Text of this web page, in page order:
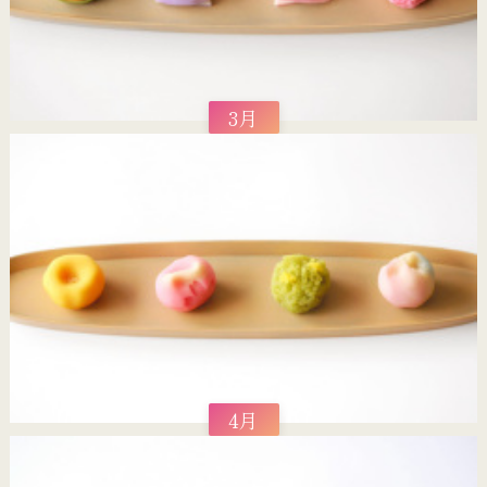
3月
4月